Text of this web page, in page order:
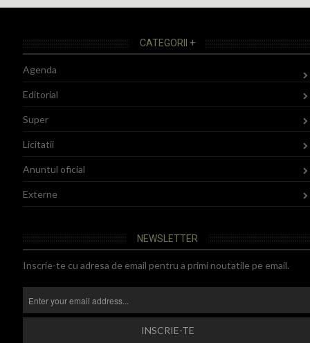
CATEGORII +
Agenda
Editorial
Super
Licitatii
Anuntul oficial
Externe
NEWSLETTER
Inscrie-te cu adresa de email pentru a primi noutatile pe email.